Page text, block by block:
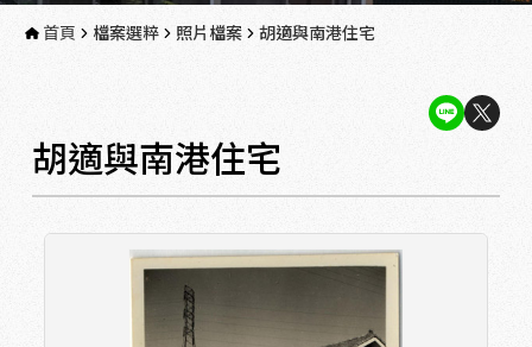
首頁 檔案選粹 照片檔案 胡適與南港住宅
胡適與南港住宅